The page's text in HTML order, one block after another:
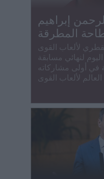
إبراهيم
المطرقة
لألعاب القوى
لنهائي مسابقة
في أولى مشاركاته
لألعاب القوى